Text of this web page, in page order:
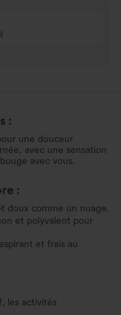
:
une douceur
avec une sensation
avec vous.
:
doux comme un nuage.
et polyvalent pour
et frais au
les activités